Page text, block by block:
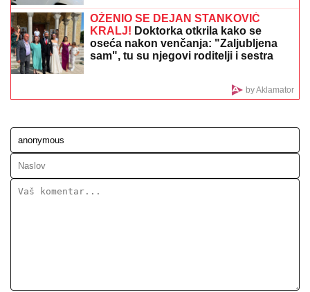
Naša pevačica rodila sina, pa morala da ga napusti,
on danas radi kao moler: "Nikad ga se nisam
odrekla"
NEREĆA U HRVATSKOJ:Srušio se
bor na plaži u Crikvenici, povređeno